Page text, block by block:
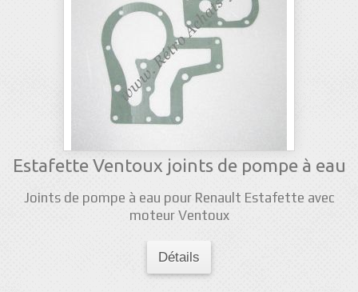
Estafette Ventoux joints de pompe à eau
Joints de pompe à eau pour Renault Estafette avec
moteur Ventoux
Détails